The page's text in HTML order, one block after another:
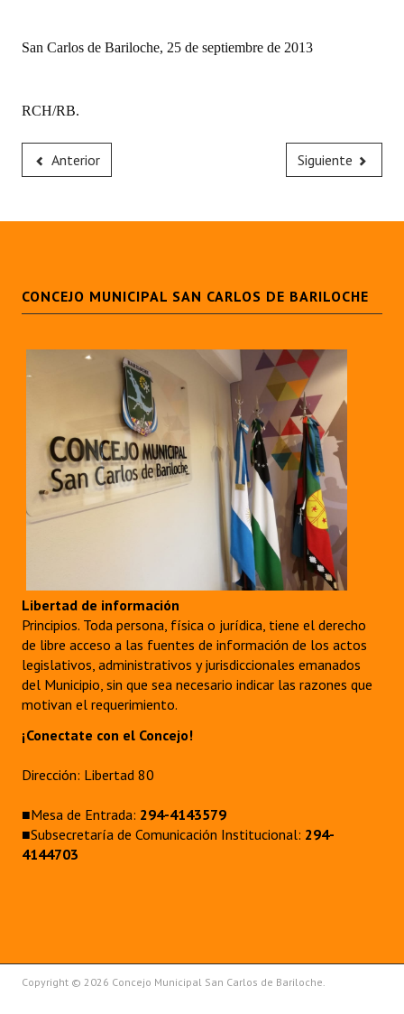
San Carlos de Bariloche, 25 de septiembre de 2013
RCH/RB.
Anterior Siguiente
CONCEJO MUNICIPAL SAN CARLOS DE BARILOCHE
Libertad de información
Principios. Toda persona, física o jurídica, tiene el derecho
de libre acceso a las fuentes de información de los actos
legislativos, administrativos y jurisdiccionales emanados
del Municipio, sin que sea necesario indicar las razones que
motivan el requerimiento.
¡Conectate con el Concejo!
Dirección: Libertad 80
■Mesa de Entrada: 294-4143579
■Subsecretaría de Comunicación Institucional: 294-
4144703
Copyright © 2026 Concejo Municipal San Carlos de Bariloche.